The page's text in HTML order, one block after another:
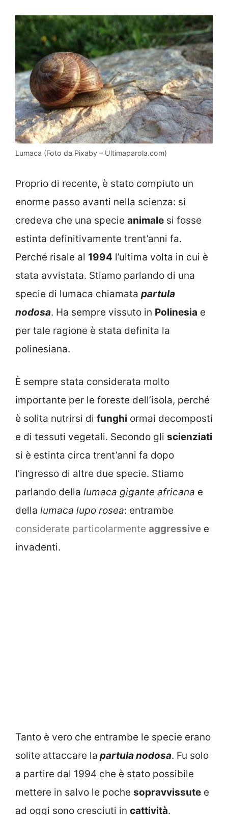
Lumaca (Foto da Pixaby – Ultimaparola.com)
Proprio di recente, è stato compiuto un
enorme passo avanti nella scienza: si
credeva che una specie animale si fosse
estinta definitivamente trent’anni fa.
Perché risale al 1994 l’ultima volta in cui è
stata avvistata. Stiamo parlando di una
specie di lumaca chiamata partula
nodosa. Ha sempre vissuto in Polinesia e
per tale ragione è stata definita la
polinesiana.
È sempre stata considerata molto
importante per le foreste dell’isola, perché
è solita nutrirsi di funghi ormai decomposti
e di tessuti vegetali. Secondo gli scienziati
si è estinta circa trent’anni fa dopo
l’ingresso di altre due specie. Stiamo
parlando della lumaca gigante africana e
della lumaca lupo rosea: entrambe
considerate particolarmente aggressive e
invadenti.
Tanto è vero che entrambe le specie erano
solite attaccare la partula nodosa. Fu solo
a partire dal 1994 che è stato possibile
mettere in salvo le poche sopravvissute e
ad oggi sono cresciuti in cattività.